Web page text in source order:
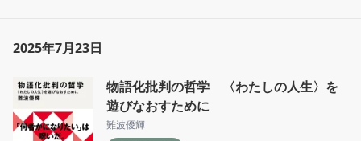
2025年7月23日
物語化批判の哲学 〈わたしの人生〉を
遊びなおすために
難波優輝